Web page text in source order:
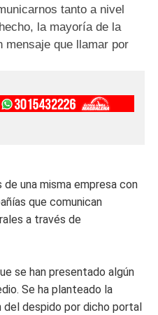
tanto a nivel
la mayoría de la
mensaje que llamar por
una misma empresa con
que comunican
a través de
se han presentado algún
Se ha planteado la
del despido por dicho portal